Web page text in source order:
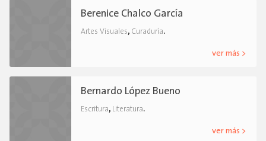
Berenice Chalco García
Artes Visuales, Curaduría.
ver más >
Bernardo López Bueno
Escritura, Literatura.
ver más >